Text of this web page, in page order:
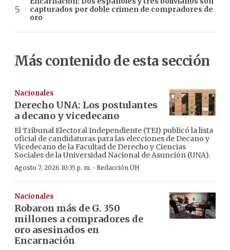
capturados por doble crimen de compradores de
oro
Más contenido de esta sección
Nacionales
Derecho UNA: Los postulantes
a decano y vicedecano
El Tribunal Electoral Independiente (TEI) publicó la lista
oficial de candidaturas para las elecciones de Decano y
Vicedecano de la Facultad de Derecho y Ciencias
Sociales de la Universidad Nacional de Asunción (UNA).
Agosto 7, 2026 10:35 p. m. · Redacción ÚH
Nacionales
Robaron más de G. 350
millones a compradores de
oro asesinados en
Encarnación